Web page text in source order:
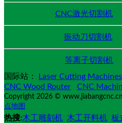
CNC激光切割机
振动刀切割机
等离子切割机
国际站：
Laser Cutting Machines
CNC Wood Router
CNC
Copyright 2026 ©
点地图
热搜:木工雕刻机 木工开料机 板